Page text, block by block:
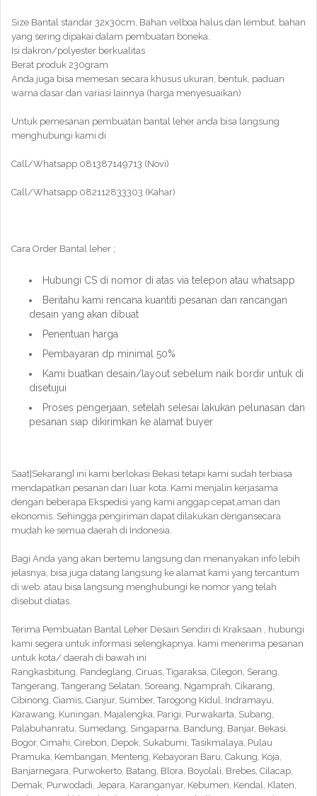
Size Bantal standar 32x30cm, Bahan velboa halus dan lembut. bahan
yang sering dipakai dalam pembuatan boneka.
Isi dakron/polyester berkualitas
Berat produk 230gram
Anda juga bisa memesan secara khusus ukuran, bentuk, paduan
warna dasar dan variasi lainnya (harga menyesuaikan)
Untuk pemesanan pembuatan bantal leher anda bisa langsung
menghubungi kami di
Call/Whatsapp 081387149713 (Novi)
Call/Whatsapp 082112833303 (Kahar)
Cara Order Bantal leher ;
Hubungi CS di nomor di atas via telepon atau whatsapp
Beritahu kami rencana kuantiti pesanan dan rancangan
desain yang akan dibuat
Penentuan harga
Pembayaran dp minimal 50%
Kami buatkan desain/layout sebelum naik bordir untuk di
disetujui
Proses pengerjaan, setelah selesai lakukan pelunasan dan
pesanan siap dikirimkan ke alamat buyer
Saat|Sekarang} ini kami berlokasi Bekasi tetapi kami sudah terbiasa
mendapatkan pesanan dari luar kota. Kami menjalin kerjasama
dengan beberapa Ekspedisi yang kami anggap cepat,aman dan
ekonomis. Sehingga pengiriman dapat dilakukan dengansecara
mudah ke semua daerah di Indonesia.
Bagi Anda yang akan bertemu langsung dan menanyakan info lebih
jelasnya, bisa juga datang langsung ke alamat kami yang tercantum
di web. atau bisa langsung menghubungi ke nomor yang telah
disebut diatas.
Terima Pembuatan Bantal Leher Desain Sendiri di Kraksaan , hubungi
kami segera untuk informasi selengkapnya. kami menerima pesanan
untuk kota/ daerah di bawah ini
Rangkasbitung, Pandeglang, Ciruas, Tigaraksa, Cilegon, Serang,
Tangerang, Tangerang Selatan, Soreang, Ngamprah, Cikarang,
Cibinong, Ciamis, Cianjur, Sumber, Tarogong Kidul, Indramayu,
Karawang, Kuningan, Majalengka, Parigi, Purwakarta, Subang,
Palabuhanratu, Sumedang, Singaparna, Bandung, Banjar, Bekasi,
Bogor, Cimahi, Cirebon, Depok, Sukabumi, Tasikmalaya, Pulau
Pramuka, Kembangan, Menteng, Kebayoran Baru, Cakung, Koja,
Banjarnegara, Purwokerto, Batang, Blora, Boyolali, Brebes, Cilacap,
Demak, Purwodadi, Jepara, Karanganyar, Kebumen, Kendal, Klaten,